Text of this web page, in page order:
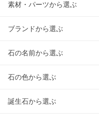
素材・パーツから選ぶ
ブランドから選ぶ
石の名前から選ぶ
石の色から選ぶ
誕生石から選ぶ